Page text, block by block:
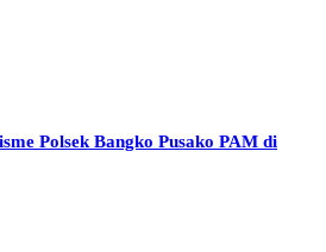
Polsek Bangko Pusako PAM di